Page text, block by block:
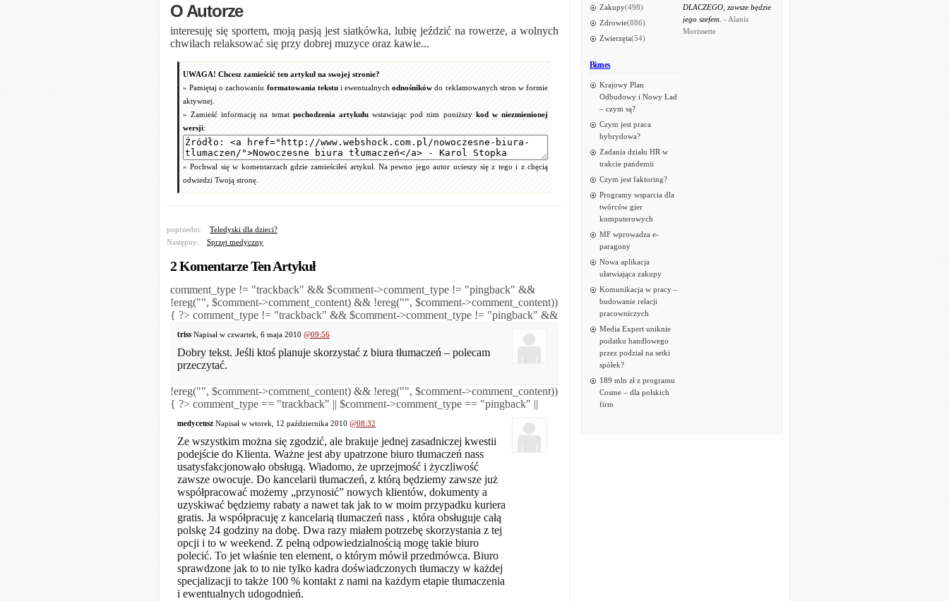
O Autorze
interesuję się sportem, moją pasją jest siatkówka, lubię jeździć na rowerze, a wolnych
chwilach relaksować się przy dobrej muzyce oraz kawie...
UWAGA! Chcesz zamieścić ten artykuł na swojej stronie?
» Pamiętaj o zachowaniu formatowania tekstui ewentualnychodnośników do reklamowanych stron w formie
aktywnej.
» Zamieść informację na temat pochodzenia artykułuwstawiając pod nim poniższy kod w niezmienionej
wersji:
» Pochwal się w komentarzach gdzie zamieściłeś artykuł. Na pewno jego autor ucieszy się z tego i z chęcią
odwiedzi Twoją stronę.
poprzedni:
Teledyski dla dzieci?
Następny:
Sprzęt medyczny
2 Komentarze Ten Artykuł
comment_type != "trackback" && $comment->comment_type != "pingback" &&
!ereg("", $comment->comment_content) && !ereg("", $comment->comment_content))
{ ?>
triss Napisał w czwartek, 6 maja 2010 @09:56
Dobry tekst. Jeśli ktoś planuje skorzystać z biura tłumaczeń – polecam
przeczytać.
comment_type != "trackback" && $comment->comment_type != "pingback" &&
!ereg("", $comment->comment_content) && !ereg("", $comment->comment_content))
{ ?>
medyceusz Napisał w wtorek, 12 października 2010 @08:32
Ze wszystkim można się zgodzić, ale brakuje jednej zasadniczej kwestii
podejście do Klienta. Ważne jest aby upatrzone biuro tłumaczeń nass
usatysfakcjonowało obsługą. Wiadomo, że uprzejmość i życzliwość
zawsze owocuje. Do kancelarii tłumaczeń, z którą będziemy zawsze już
współpracować możemy „przynosić” nowych klientów, dokumenty a
uzyskiwać będziemy rabaty a nawet tak jak to w moim przypadku kuriera
gratis. Ja współpracuję z kancelarią tłumaczeń nass , która obsługuje całą
polskę 24 godziny na dobę. Dwa razy miałem potrzebę skorzystania z tej
opcji i to w weekend. Z pełną odpowiedzialnością mogę takie biuro
polecić. To jet właśnie ten element, o którym mówił przedmówca. Biuro
sprawdzone jak to to nie tylko kadra doświadczonych tłumaczy w każdej
specjalizacji to także 100 % kontakt z nami na każdym etapie tłumaczenia
i ewentualnych udogodnień.
comment_type == "trackback" || $comment->comment_type == "pingback" ||
Zakupy(498)
Zdrowie(886)
Zwierzęta(54)
Biznes
Krajowy Plan
Odbudowy i Nowy Ład
– czym są?
Czym jest praca
hybrydowa?
Zadania działu HR w
trakcie pandemii
Czym jest faktoring?
Programy wsparcia dla
twórców gier
komputerowych
MF wprowadza e-
paragony
Nowa aplikacja
ułatwiająca zakupy
Komunikacja w pracy –
budowanie relacji
pracowniczych
Media Expert uniknie
podatku handlowego
przez podział na setki
spółek?
189 mln zł z programu
Cosme – dla polskich
firm
DLACZEGO, zawsze będzie
jego szefem. - Alanis
Morissette